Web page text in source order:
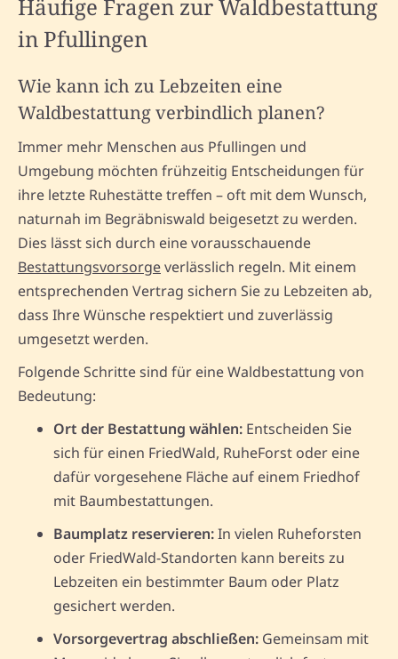
Häufige Fragen zur Waldbestattung
in Pfullingen
Wie kann ich zu Lebzeiten eine
Waldbestattung verbindlich planen?
Immer mehr Menschen aus Pfullingen und
Umgebung möchten frühzeitig Entscheidungen für
ihre letzte Ruhestätte treffen – oft mit dem Wunsch,
naturnah im Begräbniswald beigesetzt zu werden.
Dies lässt sich durch eine vorausschauende
Bestattungsvorsorgeverlässlich regeln. Mit einem
entsprechenden Vertrag sichern Sie zu Lebzeiten ab,
dass Ihre Wünsche respektiert und zuverlässig
umgesetzt werden.
Folgende Schritte sind für eine Waldbestattung von
Bedeutung:
Ort der Bestattung wählen: Entscheiden Sie
sich für einen FriedWald, RuheForst oder eine
dafür vorgesehene Fläche auf einem Friedhof
mit Baumbestattungen.
Baumplatz reservieren:In vielen Ruheforsten
oder FriedWald-Standorten kann bereits zu
Lebzeiten ein bestimmter Baum oder Platz
gesichert werden.
Vorsorgevertrag abschließen: Gemeinsam mit